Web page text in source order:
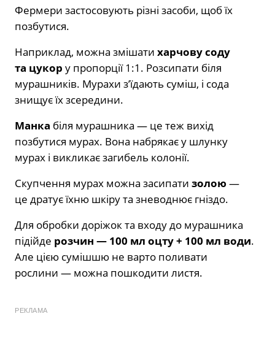
Фермери застосовують різні засоби, щоб їх
позбутися.
Наприклад, можна ​​змішати харчову соду
та цукор у пропорції 1:1. Розсипати біля
мурашників. Мурахи з’їдають суміш, і сода
знищує їх зсередини.
Манка біля мурашника — це теж вихід
позбутися мурах. Вона набрякає у шлунку
мурах і викликає загибель колонії.
Скупчення мурах можна засипати золою—
це дратує їхню шкіру та зневоднює гніздо.
Для обробки доріжок та входу до мурашника
підійде розчин — 100 мл оцту + 100 мл води.
Але цією сумішшю не варто поливати
рослини — можна пошкодити листя.
РЕКЛАМА